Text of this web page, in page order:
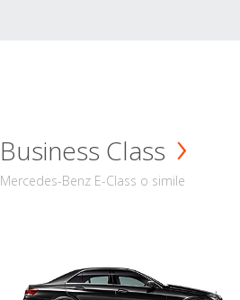
Business Class
Mercedes-Benz E-Class o simile